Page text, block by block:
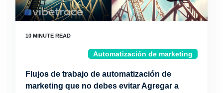
Automatización de marketing
Flujos de trabajo de automatización de
marketing que no debes evitar Agregar a